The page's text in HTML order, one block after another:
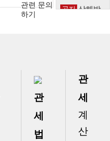
관련 문의
하기
외지사
공지 상해박
체 희명
차…
이용기
어떤걸
찾으시
나…
플라스
틱용기
앞으로
전망은?
프리몰
드
란…
거품용
기전문
관
세
법
관
세
계
산